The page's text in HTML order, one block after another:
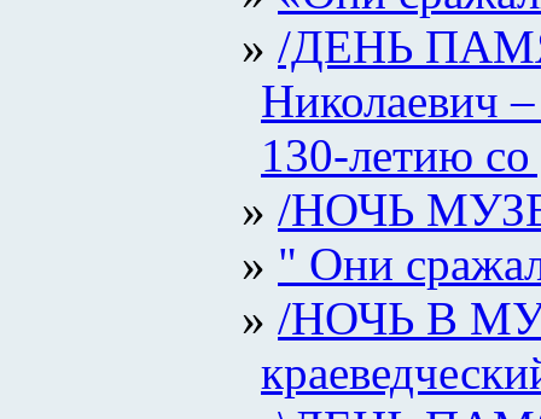
/ДЕНЬ
Николаевич
130-летию
/НОЧЬ
" Они
/НОЧЬ В